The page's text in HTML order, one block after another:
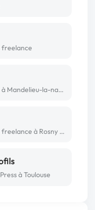
freelance
Développeur WordPress à Mandelieu-la-napoule
Développeur WordPress freelance à Rosny sous bois
à Toulouse